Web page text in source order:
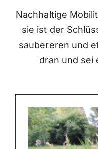
Nachhaltige
sie ist der
saubereren und
dran und sei